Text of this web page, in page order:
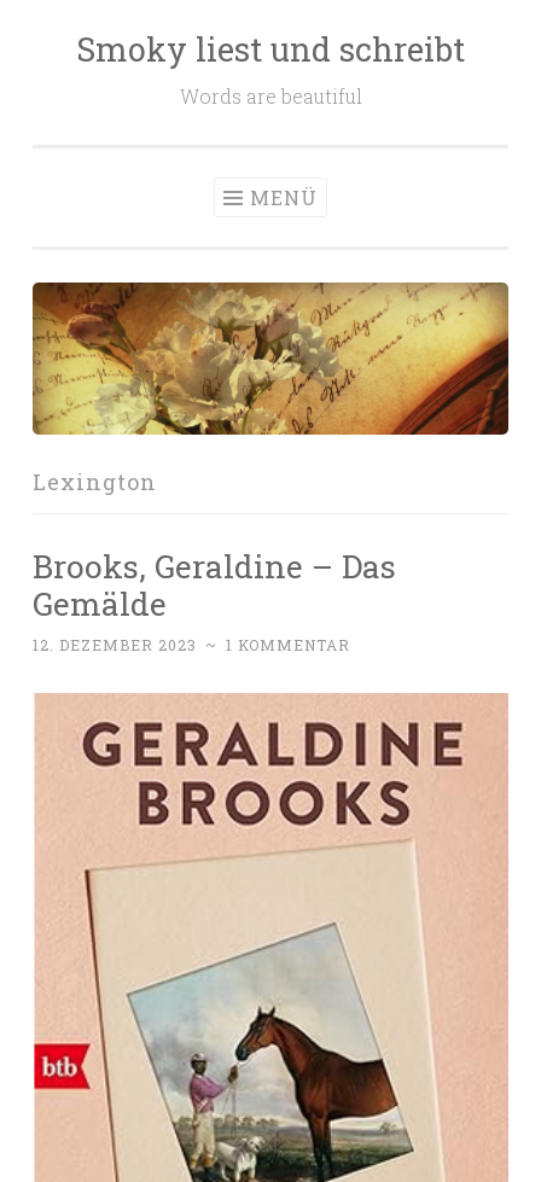
Smoky liest und schreibt
Words are beautiful
MENÜ
Lexington
Brooks, Geraldine – Das
Gemälde
12. DEZEMBER 2023 ~ 1 KOMMENTAR